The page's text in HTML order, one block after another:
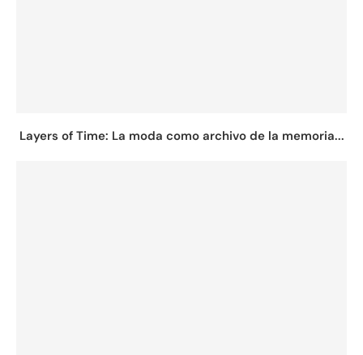
Layers of Time: La moda como archivo de la memoria...